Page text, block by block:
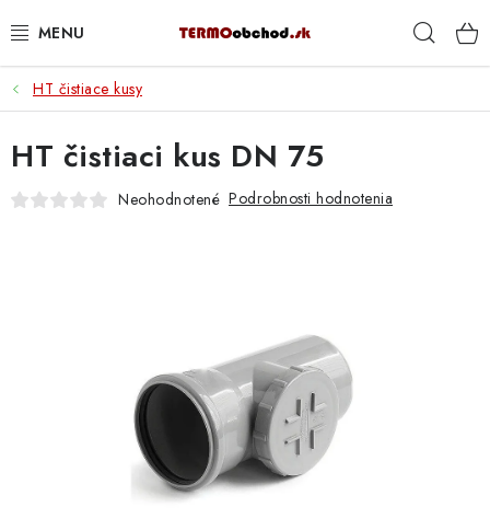
na
VYKUROVANIE
ROZVOD VODY A KÚRENIA
ODPAD A KANALIZÁCIA
PREČO SA OPLATÍ KUPOVAŤ RADIÁTORY KORADO
CEZ TERMOOBCHOD.SK
Hodnotenie obchodu Blog Kontakty
Napíšte nám
HT čistiace kusy
HT čistiaci kus DN 75
Neohodnotené Podrobnosti hodnotenia